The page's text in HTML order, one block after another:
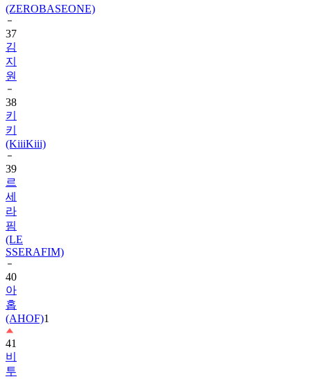
(ZEROBASEONE)
37
김
지
원
38
키
키
(KiiiKiii)
39
르
세
라
핌
(LE
SSERAFIM)
40
아
홉
(AHOF)1
41
비
투